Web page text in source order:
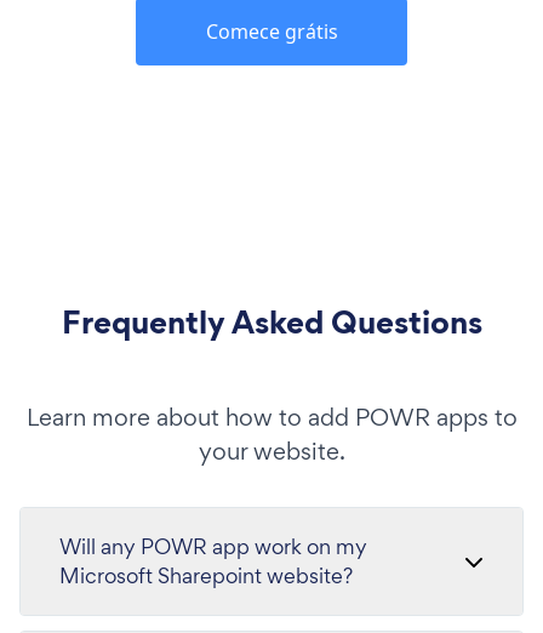
Comece grátis
Frequently Asked Questions
Learn more about how to add POWR apps to
your website.
Will any POWR app work on my
Microsoft Sharepoint website?